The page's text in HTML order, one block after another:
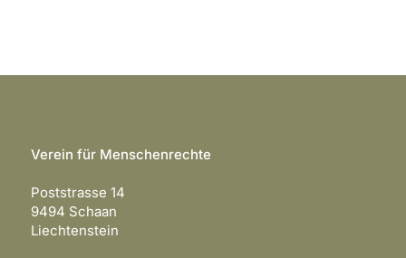
Verein für Menschenrechte
Poststrasse 14
9494 Schaan
Liechtenstein